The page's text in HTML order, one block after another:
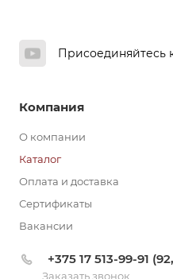
Присоединяйтесь
Компания
О компании
Каталог
Оплата и доставка
Сертификаты
Вакансии
+375 17 513-99-91
Заказать звонок